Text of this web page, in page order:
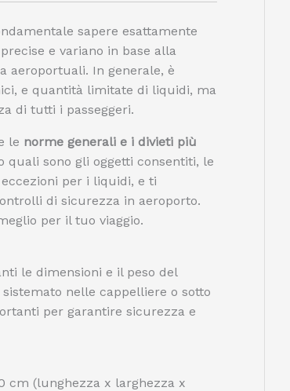
sapere esattamente
e variano in base alla
aeroportuali. In generale, è
e quantità limitate di liquidi, ma
di tutti i passeggeri.
le norme generali e i divieti più
quali sono gli oggetti consentiti, le
per i liquidi, e ti
di sicurezza in aeroporto.
per il tuo viaggio.
le dimensioni e il peso del
nelle cappelliere o sotto
per garantire sicurezza e
cm (lunghezza x larghezza x